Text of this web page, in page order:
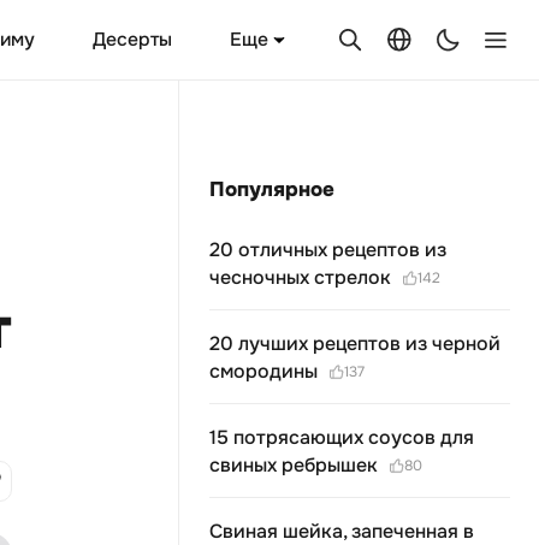
Десерты Еще
Популярное
20 отличных рецептов из
чесночных стрелок
142
20 лучших рецептов из черной
смородины
137
15 потрясающих соусов для
свиных ребрышек
80
Свиная шейка, запеченная в